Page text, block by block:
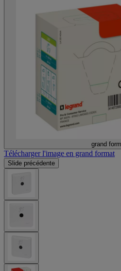
grand
Télécharger l'image en grand format
Slide précédente